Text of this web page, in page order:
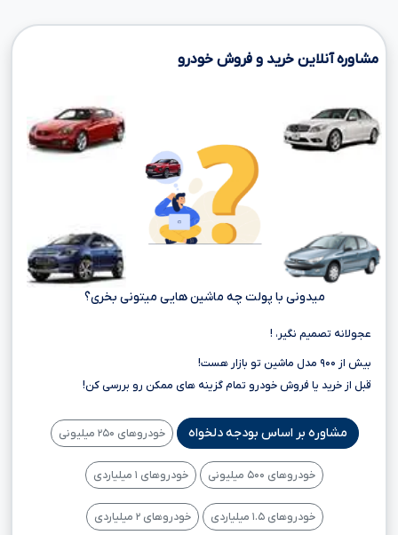
مشاوره آنلاین خرید و فروش خودرو
میدونی با پولت چه ماشین هایی میتونی بخری؟
عجولانه تصمیم نگیر، !
بیش از ۹۰۰ مدل ماشین تو بازار هست!
قبل از خرید یا فروش خودرو تمام گزینه های ممکن رو بررسی کن!
مشاوره بر اساس بودجه دلخواه خودروهای ۲۵۰ میلیونی
خودروهای ۵۰۰ میلیونی خودروهای ۱ میلیاردی
خودروهای ۱.۵ میلیاردی خودروهای ۲ میلیاردی